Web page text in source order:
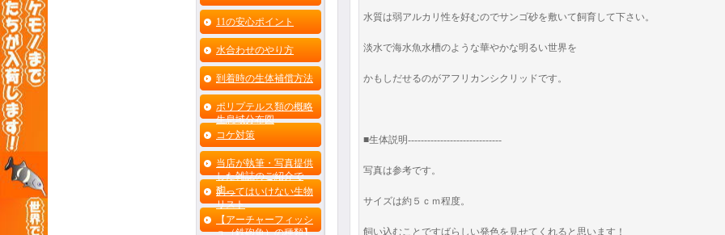
11の安心ポイント
水合わせのやり方
到着時の生体補償方法
ポリプテルス類の概略
生息域分布図
コケ対策
当店が執筆・写真提供
した雑誌のご紹介で
す。
飼ってはいけない生物
リスト
【アーチャーフィッシ
ュ（鉄砲魚）の種類】
水質は弱アルカリ性を好むのでサンゴ砂を敷いて飼育して下さい。
淡水で海水魚水槽のような華やかな明るい世界を
かもしだせるのがアフリカンシクリッドです。
■生体説明-----------------------------
写真は参考です。
サイズは約５ｃｍ程度。
飼い込むことですばらしい発色を見せてくれると思います！